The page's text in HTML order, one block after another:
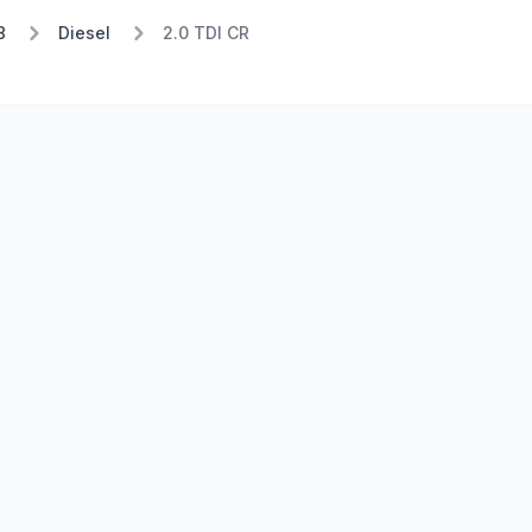
Diesel 2.0 TDI CR